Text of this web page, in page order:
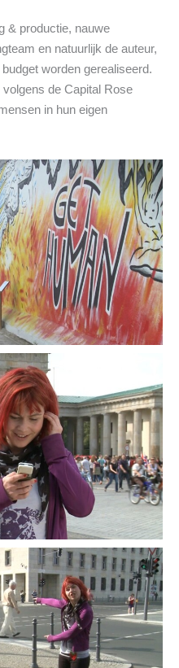
& productie, nauwe
en natuurlijk de auteur,
worden gerealiseerd.
de Capital Rose
in hun eigen